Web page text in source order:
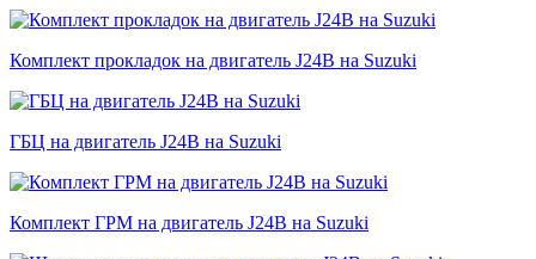
Комплект прокладок на двигатель J24B на Suzuki
ГБЦ на двигатель J24B на Suzuki
Комплект ГРМ на двигатель J24B на Suzuki